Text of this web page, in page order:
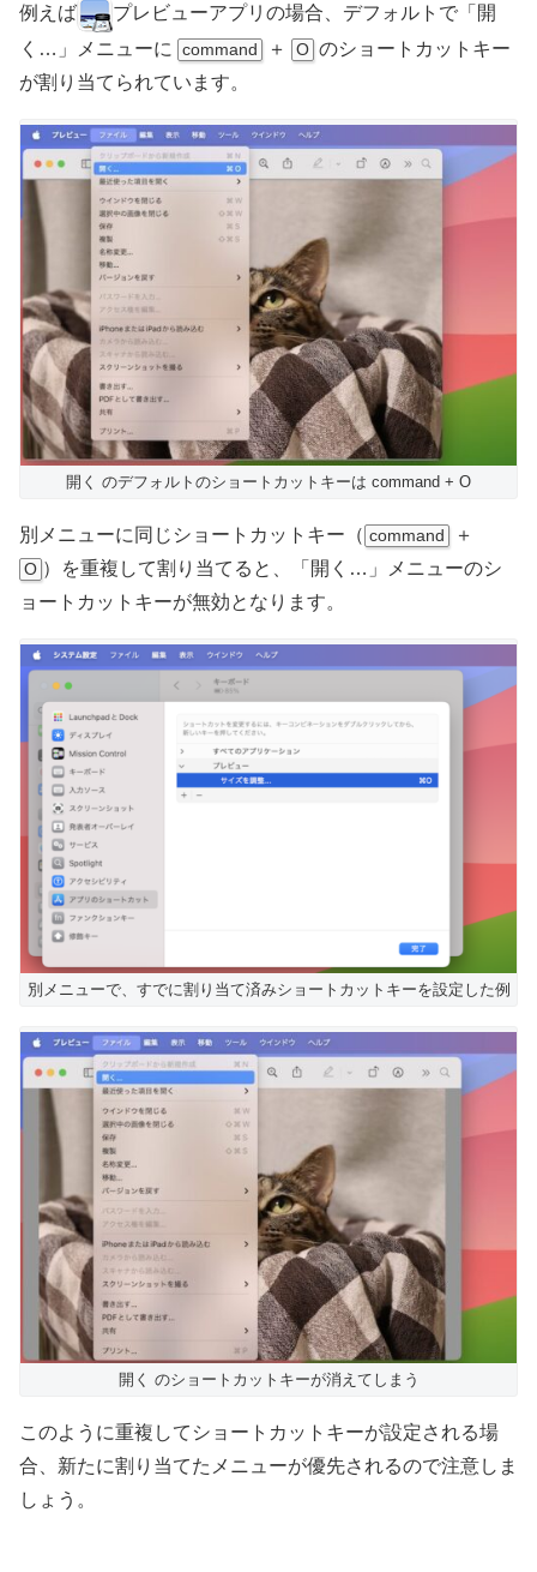
例えば
プレビューアプリの場合、デフォルトで「開
く…」メニューに
command ＋ O のショートカットキー
が割り当てられています。
開く のデフォルトのショートカットキーは command + O
別メニューに同じショートカットキー（ command ＋
O ）を重複して割り当てると、「開く…」メニューのシ
ョートカットキーが無効となります。
別メニューで、すでに割り当て済みショートカットキーを設定した例
開く のショートカットキーが消えてしまう
このように重複してショートカットキーが設定される場
合、新たに割り当てたメニューが優先されるので注意しま
しょう。